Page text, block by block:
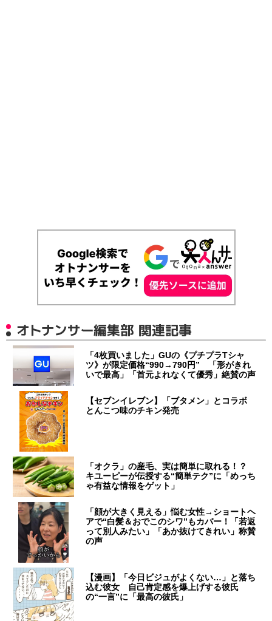
オトナンサー編集部 関連記事
「4枚買いました」GUの《プチプラTシャ
ツ》が限定価格“990→790円” 「形がきれ
いで最高」「首元よれなくて優秀」絶賛の声
【セブンイレブン】「ブタメン」とコラボ
とんこつ味のチキン発売
「オクラ」の産毛、実は簡単に取れる！？
キユーピーが伝授する“簡単テク”に「めっち
ゃ有益な情報をゲット」
「顔が大きく見える」悩む女性→ショートヘ
アで“白髪＆おでこのシワ”もカバー！「若返
って別人みたい」「あか抜けてきれい」称賛
の声
【漫画】「今日ビジュがよくない…」と落ち
込む彼女 自己肯定感を爆上げする彼氏
の“一言”に「最高の彼氏」